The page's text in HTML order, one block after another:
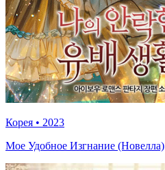
Корея • 2023
Мое Удобное Изгнание (Новелла)